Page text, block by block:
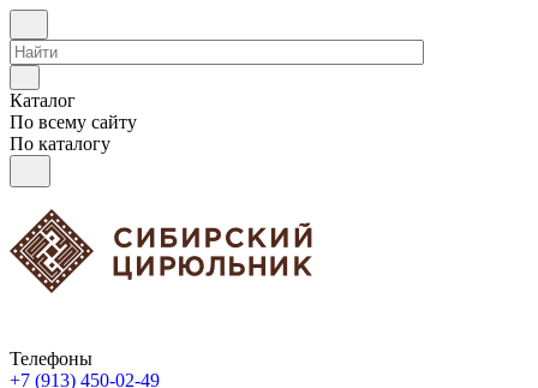
Каталог
По всему сайту
По каталогу
Телефоны
+7 (913) 450-02-49